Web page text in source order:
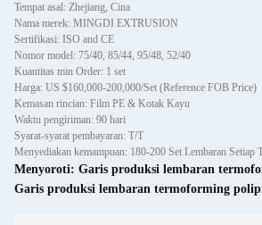
Tempat asal: Zhejiang, Cina
Nama merek: MINGDI EXTRUSION
Sertifikasi: ISO and CE
Nomor model: 75/40, 85/44, 95/48, 52/40
Kuantitas min Order: 1 set
Harga: US $160,000-200,000/Set (Reference FOB Price)
Kemasan rincian: Film PE & Kotak Kayu
Waktu pengiriman: 90 hari
Syarat-syarat pembayaran: T/T
Menyediakan kemampuan: 180-200 Set Lembaran Setiap
Menyoroti: Garis produksi lembaran
Garis produksi lembaran termoforming